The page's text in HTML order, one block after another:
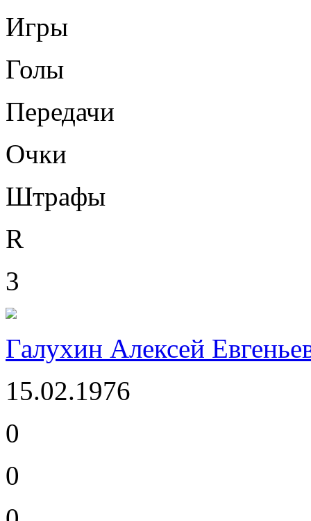
Игры
Голы
Передачи
Очки
Штрафы
R
3
Галухин Алексей
15.02.1976
0
0